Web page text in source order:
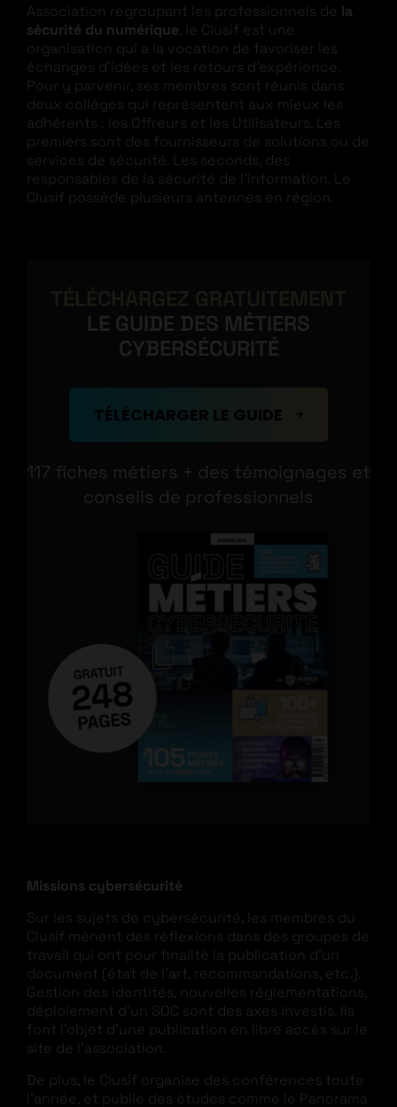
Association regroupant les professionnels de la
sécurité du numérique, le Clusif est une
organisation qui a la vocation de favoriser les
échanges d’idées et les retours d’expérience.
Pour y parvenir, ses membres sont réunis dans
deux collèges qui représentent aux mieux les
adhérents : les Offreurs et les Utilisateurs. Les
premiers sont des fournisseurs de solutions ou de
services de sécurité. Les seconds, des
responsables de la sécurité de l’information. Le
Clusif possède plusieurs antennes en région.
LE GUIDE DES MÉTIERS
CYBERSÉCURITÉ
TÉLÉCHARGER LE GUIDE
117 fiches métiers + des témoignages et
conseils de professionnels
Missions cybersécurité
Sur les sujets de cybersécurité, les membres du
Clusif mènent des réflexions dans des groupes de
travail qui ont pour finalité la publication d’un
document (état de l’art, recommandations, etc.).
Gestion des identités, nouvelles réglementations,
déploiement d’un SOC sont des axes investis. Ils
font l’objet d’une publication en libre accès sur le
site de l’association.
De plus, le Clusif organise des conférences toute
l’année, et publie des études comme le Panorama